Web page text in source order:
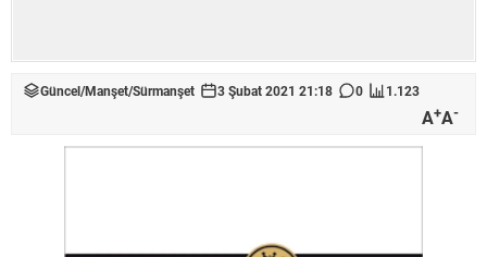
Güncel/Manşet/Sürmanşet 3 Şubat 2021 21:18 0 1.123
A+A-